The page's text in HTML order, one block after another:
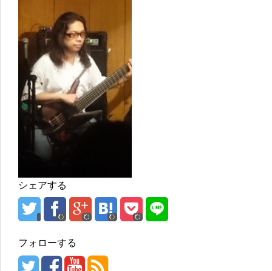
シェアする
フォローする